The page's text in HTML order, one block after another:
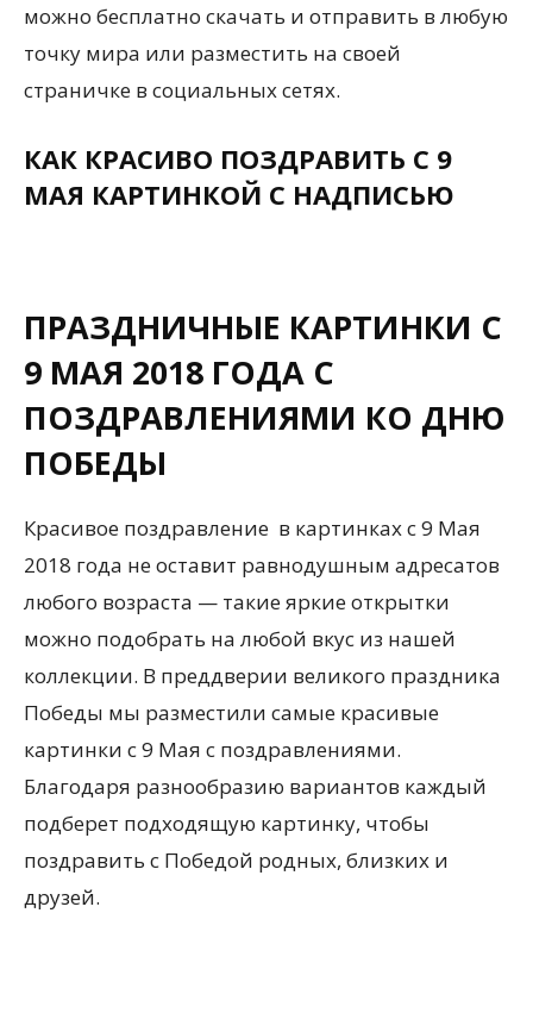
можно бесплатно скачать и отправить в любую
точку мира или разместить на своей
страничке в социальных сетях.
КАК КРАСИВО ПОЗДРАВИТЬ С 9
МАЯ КАРТИНКОЙ С НАДПИСЬЮ
ПРАЗДНИЧНЫЕ КАРТИНКИ С
9 МАЯ 2018 ГОДА С
ПОЗДРАВЛЕНИЯМИ КО ДНЮ
ПОБЕДЫ
Красивое поздравление в картинках с 9 Мая
2018 года не оставит равнодушным адресатов
любого возраста — такие яркие открытки
можно подобрать на любой вкус из нашей
коллекции. В преддверии великого праздника
Победы мы разместили самые красивые
картинки с 9 Мая с поздравлениями.
Благодаря разнообразию вариантов каждый
подберет подходящую картинку, чтобы
поздравить с Победой родных, близких и
друзей.